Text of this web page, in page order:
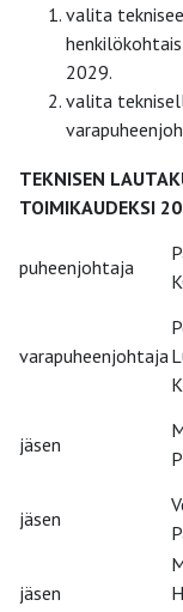
valita
2029.
valita
TEKNISEN
TOIMIKAUDEKSI
puheenjohtaja
varapuheenjohtaja
jäsen
jäsen
jäsen